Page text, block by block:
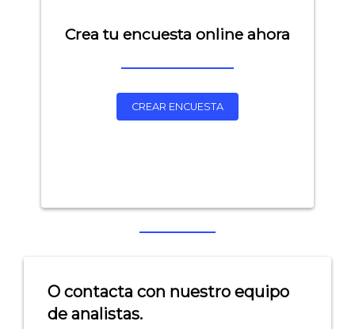
- Artículos destacados
- Consejos para tu encuesta
- Encuestas de NPS
- Encuestas de recursos humanos
Crea tu encuesta online ahora
CREAR ENCUESTA
O contacta con nuestro equipo
de analistas.